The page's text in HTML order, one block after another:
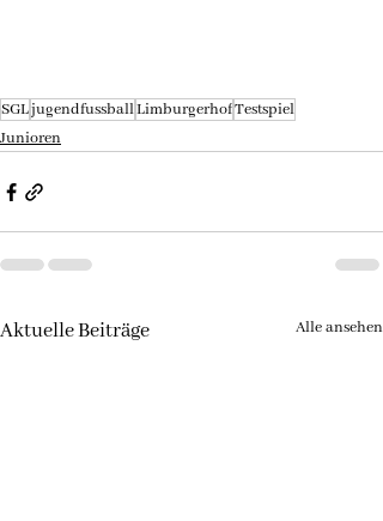
SGLjugendfussballLimburgerhofTestspiel
Junioren
Aktuelle Beiträge Alle ansehen